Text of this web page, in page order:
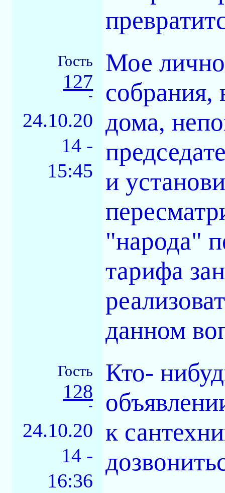
Гость
127
-
24.10.20
14 -
15:45
Мое
собрания,
дома,
и
"народа"
тарифа
данном
Гость
128
-
24.10.20
14 -
16:36
Кто-
к